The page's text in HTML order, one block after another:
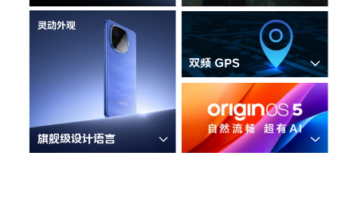
全部iQOO机型 对比iQOO机型
vivo WATCH GT 2 vivo Vision
全部智能硬件
灵动外观
旗舰级设计语言
6
双频 GPS